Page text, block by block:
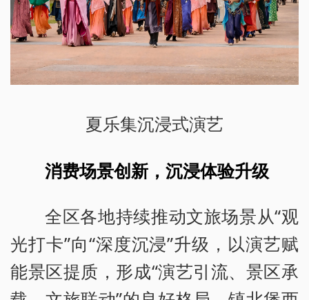
夏乐集沉浸式演艺
消费场景创新，沉浸体验升级
全区各地持续推动文旅场景从“观
光打卡”向“深度沉浸”升级，以演艺赋
能景区提质，形成“演艺引流、景区承